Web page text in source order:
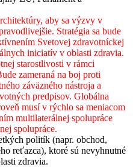
aby sa výzvy v
Stratégia sa bude
Svetovej zdravotníckej
iniciatív v oblasti zdravia.
starostlivosti v rámci
zameraná na boj proti
záväzného nástroja a
predpisov. Globálna
musí v rýchlo sa meniacom
multilaterálnej spolupráce
spolupráce.
politík (napr. obchod,
reťazca), ktoré sú nevyhnutné
zdravia.